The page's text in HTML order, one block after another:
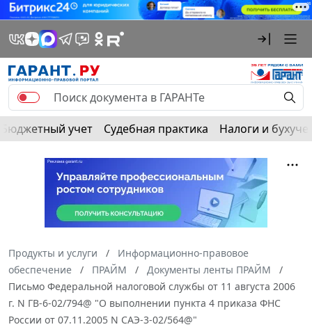
Бюджетный учет Судебная практика Налоги и
Продукты и услуги
Информационно-правовое
обеспечение
ПРАЙМ
Документы ленты ПРАЙМ
Письмо Федеральной налоговой службы от 11 августа 2006
г. N ГВ-6-02/794@ "О выполнении пункта 4 приказа ФНС
России от 07.11.2005 N САЭ-3-02/564@"